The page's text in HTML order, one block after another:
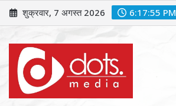
Skip
to
शुक्रवार, 7 अगस्त 2026 6:17:57 PM